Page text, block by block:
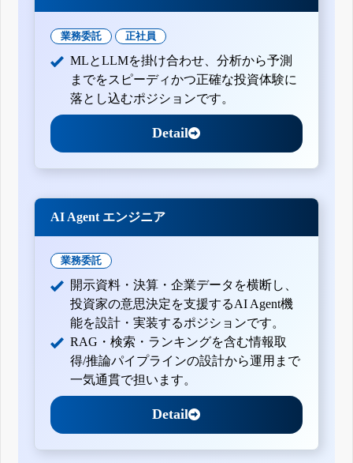
業務委託 正社員
MLとLLMを掛け合わせ、分析から予測
までをスピーディかつ正確な投資体験に
落とし込むポジションです。
Detail
AI Agent エンジニア
業務委託
開示資料・決算・企業データを横断し、
投資家の意思決定を支援するAI Agent機
能を設計・実装するポジションです。
RAG・検索・ランキングを含む情報取
得/推論パイプラインの設計から運用まで
一気通貫で担います。
Detail